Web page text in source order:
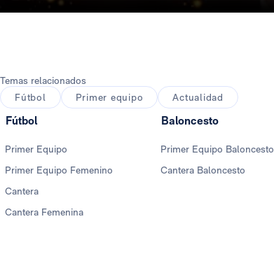
Temas relacionados
Fútbol
Primer equipo Actualidad
Fútbol
Primer Equipo
Primer Equipo Femenino
Cantera
Cantera Femenina
Baloncesto
Primer Equipo Baloncesto
Cantera Baloncesto